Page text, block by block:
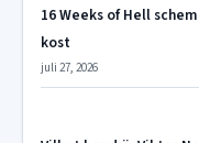
16 Weeks of Hell
kost
juli 27, 2026